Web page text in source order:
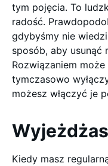
tym pojęcia. To
radość.
gdybyśmy nie
sposób, aby usunąć
Rozwiązaniem
tymczasowo
możesz włączyć je
Kiedy masz